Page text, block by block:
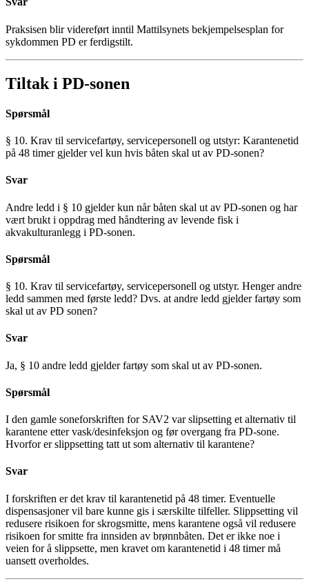
Praksisen blir videreført inntil Mattilsynets bekjempelsesplan for
sykdommen PD er ferdigstilt.
Tiltak i PD-sonen
Spørsmål
§ 10. Krav til servicefartøy, servicepersonell og utstyr: Karantenetid
på 48 timer gjelder vel kun hvis båten skal ut av PD-sonen?
Svar
Andre ledd i § 10 gjelder kun når båten skal ut av PD-sonen og har
vært brukt i oppdrag med håndtering av levende fisk i
akvakulturanlegg i PD-sonen.
Spørsmål
§ 10. Krav til servicefartøy, servicepersonell og utstyr. Henger andre
ledd sammen med første ledd? Dvs. at andre ledd gjelder fartøy som
skal ut av PD sonen?
Svar
Ja, § 10 andre ledd gjelder fartøy som skal ut av PD-sonen.
Spørsmål
I den gamle soneforskriften for SAV2 var slipsetting et alternativ til
karantene etter vask/desinfeksjon og før overgang fra PD-sone.
Hvorfor er slippsetting tatt ut som alternativ til karantene?
Svar
I forskriften er det krav til karantenetid på 48 timer. Eventuelle
dispensasjoner vil bare kunne gis i særskilte tilfeller. Slippsetting vil
redusere risikoen for skrogsmitte, mens karantene også vil redusere
risikoen for smitte fra innsiden av brønnbåten. Det er ikke noe i
veien for å slippsette, men kravet om karantenetid i 48 timer må
uansett overholdes.